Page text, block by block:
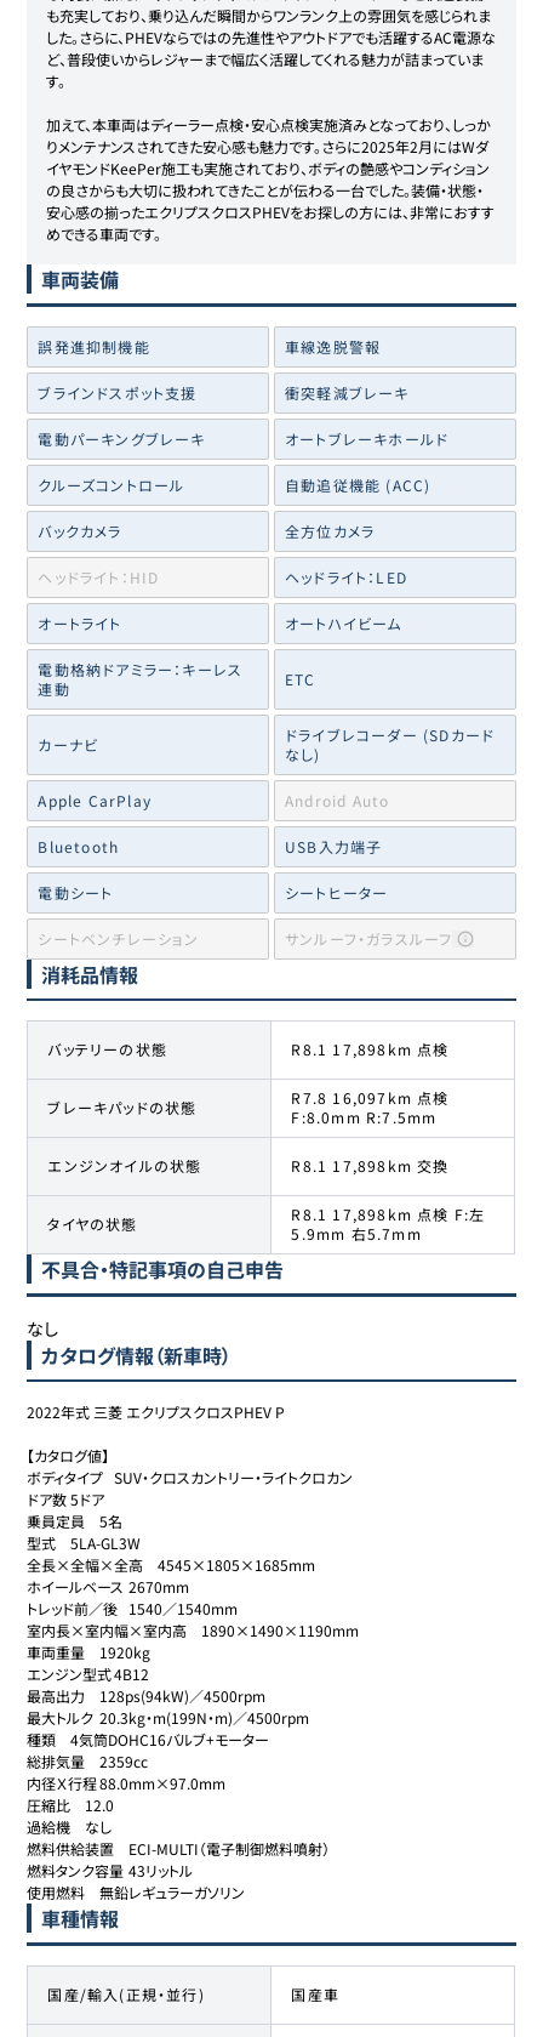
も充実しており、乗り込んだ瞬間からワンランク上の雰囲気を感じられま
した。さらに、PHEVならではの先進性やアウトドアでも活躍するAC電源な
ど、普段使いからレジャーまで幅広く活躍してくれる魅力が詰まっていま
す。
加えて、本車両はディーラー点検・安心点検実施済みとなっており、しっか
りメンテナンスされてきた安心感も魅力です。さらに2025年2月にはWダ
イヤモンドKeePer施工も実施されており、ボディの艶感やコンディション
の良さからも大切に扱われてきたことが伝わる一台でした。装備・状態・
安心感の揃ったエクリプスクロスPHEVをお探しの方には、非常におすす
めできる車両です。
車両装備
誤発進抑制機能 車線逸脱警報
ブラインドスポット支援 衝突軽減ブレーキ
電動パーキングブレーキ オートブレーキホールド
クルーズコントロール 自動追従機能 (ACC)
バックカメラ 全方位カメラ
ヘッドライト：HID ヘッドライト：LED
オートライト オートハイビーム
電動格納ドアミラー：キーレス
連動
ETC
カーナビ
ドライブレコーダー (SDカード
なし)
Apple CarPlay Android Auto
Bluetooth USB入力端子
電動シート シートヒーター
シートベンチレーション サンルーフ・ガラスルーフ
消耗品情報
バッテリーの状態 R8.1 17,898km 点検
ブレーキパッドの状態
R7.8 16,097km 点検
F:8.0mm R:7.5mm
エンジンオイルの状態 R8.1 17,898km 交換
タイヤの状態
R8.1 17,898km 点検 F:左
5.9mm 右5.7mm
不具合・特記事項の自己申告
なし
カタログ情報（新車時）
2022年式 三菱 エクリプスクロスPHEV P
【カタログ値】
ボディタイプ	SUV・クロスカントリー・ライトクロカン
ドア数	5ドア
乗員定員	5名
型式	5LA-GL3W
全長×全幅×全高	4545×1805×1685mm
ホイールベース	2670mm
トレッド前／後	1540／1540mm
室内長×室内幅×室内高	1890×1490×1190mm
車両重量	1920kg
エンジン型式	4B12
最高出力	128ps(94kW)／4500rpm
最大トルク	20.3kg・m(199N・m)／4500rpm
種類	4気筒DOHC16バルブ+モーター
総排気量	2359cc
内径Ｘ行程	88.0mm×97.0mm
圧縮比	12.0
過給機	なし
燃料供給装置	ECI-MULTI（電子制御燃料噴射）
燃料タンク容量	43リットル
使用燃料	無鉛レギュラーガソリン
車種情報
国産/輸入(正規・並行) 国産車